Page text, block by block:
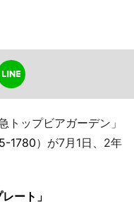
ップビアガーデン」
1780）が7月1日、2年
ート」